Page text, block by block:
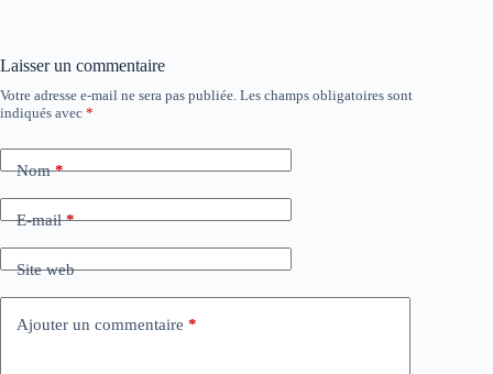
Laisser un commentaire
Votre adresse e-mail ne sera pas publiée. Les champs obligatoires sont
indiqués avec *
Nom*
E-mail*
Site web
Ajouter un commentaire *